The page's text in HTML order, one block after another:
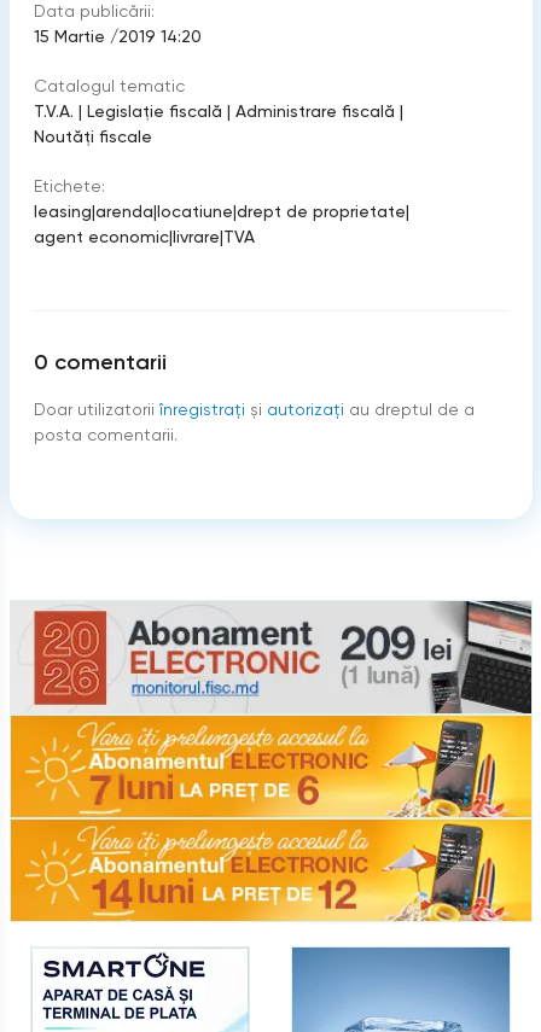
Data publicării:
15 Martie /2019 14:20
Catalogul tematic
T.V.A. | Legislație fiscală | Administrare fiscală |
Noutăți fiscale
Etichete:
leasing|arenda|locatiune|drept de proprietate|
agent economic|livrare|TVA
0 comentarii
Doar utilizatorii înregistraţi şi autorizați au dreptul de a
posta comentarii.